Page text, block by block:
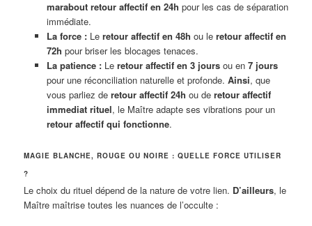
marabout retour affectif en 24h pour les cas de séparation
immédiate.
La force :Le retour affectif en 48h ou le retour affectif en
72h pour briser les blocages tenaces.
La patience :Le retour affectif en 3 joursou en 7 jours
pour une réconciliation naturelle et profonde. Ainsi, que
vous parliez de retour affectif 24h ou de retour affectif
immediat rituel, le Maître adapte ses vibrations pour un
retour affectif qui fonctionne.
MAGIE BLANCHE, ROUGE OU NOIRE : QUELLE FORCE UTILISER
?
Le choix du rituel dépend de la nature de votre lien. D’ailleurs, le
Maître maîtrise toutes les nuances de l’occulte :